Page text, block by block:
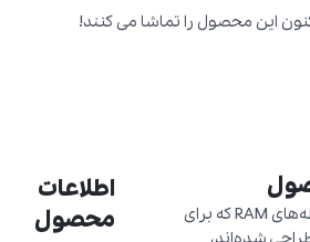
این محصول را تماشا می کنند!
رم سرور HPE یا حافظه‌های RAM که برای
اطلاعات
محصول